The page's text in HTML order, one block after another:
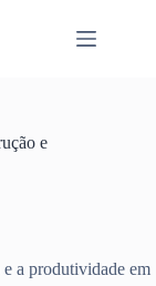
e
a produtividade em